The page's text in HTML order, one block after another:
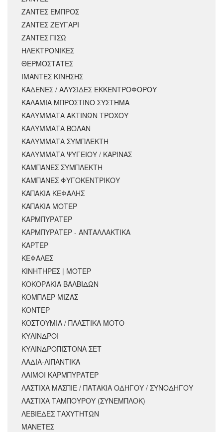
ΖΑΝΤΕΣ ΕΜΠΡΟΣ
ΖΑΝΤΕΣ ΖΕΥΓΑΡΙ
ΖΑΝΤΕΣ ΠΙΣΩ
ΗΛΕΚΤΡΟΝΙΚΕΣ
ΘΕΡΜΟΣΤΑΤΕΣ
ΙΜΑΝΤΕΣ ΚΙΝΗΣΗΣ
ΚΑΔΕΝΕΣ / ΑΛΥΣΙΔΕΣ ΕΚΚΕΝΤΡΟΦΟΡΟΥ
ΚΑΛΑΜΙΑ ΜΠΡΟΣΤΙΝΟ ΣΥΣΤΗΜΑ
ΚΑΛΥΜΜΑΤΑ ΑΚΤΙΝΩΝ ΤΡΟΧΟΥ
ΚΑΛΥΜΜΑΤΑ ΒΟΛΑΝ
ΚΑΛΥΜΜΑΤΑ ΣΥΜΠΛΕΚΤΗ
ΚΑΛΥΜΜΑΤΑ ΨΥΓΕΙΟΥ / ΚΑΡΙΝΑΣ
ΚΑΜΠΑΝΕΣ ΣΥΜΠΛΕΚΤΗ
ΚΑΜΠΑΝΕΣ ΦΥΓΟΚΕΝΤΡΙΚΟΥ
ΚΑΠΑΚΙΑ ΚΕΦΑΛΗΣ
ΚΑΠΑΚΙΑ ΜΟΤΕΡ
ΚΑΡΜΠΥΡΑΤΕΡ
ΚΑΡΜΠΥΡΑΤΕΡ - ΑΝΤΑΛΛΑΚΤΙΚΑ
ΚΑΡΤΕΡ
ΚΕΦΑΛΕΣ
ΚΙΝΗΤΗΡΕΣ | ΜΟΤΕΡ
ΚΟΚΟΡΑΚΙΑ ΒΑΛΒΙΔΩΝ
ΚΟΜΠΛΕΡ ΜΙΖΑΣ
ΚΟΝΤΕΡ
ΚΟΣΤΟΥΜΙΑ / ΠΛΑΣΤΙΚΑ ΜΟΤΟ
ΚΥΛΙΝΔΡΟΙ
ΚΥΛΙΝΔΡΟΠΙΣΤΟΝΑ ΣΕΤ
ΛΑΔΙΑ-ΛΙΠΑΝΤΙΚΑ
ΛΑΙΜΟΙ ΚΑΡΜΠΥΡΑΤΕΡ
ΛΑΣΤΙΧΑ ΜΑΣΠΙΕ / ΠΑΤΑΚΙΑ ΟΔΗΓΟΥ / ΣΥΝΟΔΗΓΟΥ
ΛΑΣΤΙΧΑ ΤΑΜΠΟΥΡΟΥ (ΣΥΝΕΜΠΛΟΚ)
ΛΕΒΙΕΔΕΣ ΤΑΧΥΤΗΤΩΝ
ΜΑΝΕΤΕΣ